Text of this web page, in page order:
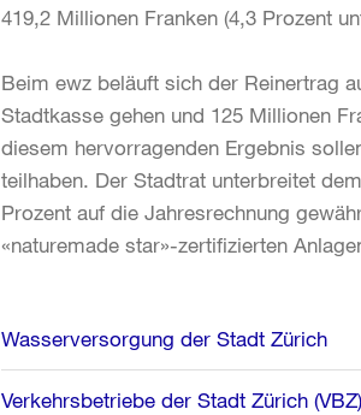
419,2 Millionen Franken (4,3 Prozent
Beim ewz beläuft sich der Reinertrag
Stadtkasse gehen und 125 Millionen
diesem hervorragenden Ergebnis
teilhaben. Der Stadtrat unterbreitet
Prozent auf die Jahresrechnung
«naturemade star»-zertifizierten
Weitere
Informationen
Wasserversorgung der Stadt Zürich
Verkehrsbetriebe der Stadt Zürich (VBZ)